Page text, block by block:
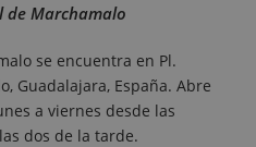
de Marchamalo
se encuentra en Pl.
Guadalajara, España. Abre
a viernes desde las
dos de la tarde.